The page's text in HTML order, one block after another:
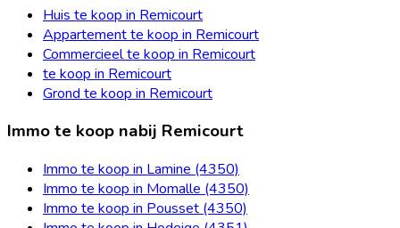
Huis te koop in Remicourt
Appartement te koop in Remicourt
Commercieel te koop in Remicourt
te koop in Remicourt
Grond te koop in Remicourt
Immo te koop nabij Remicourt
Immo te koop in Lamine (4350)
Immo te koop in Momalle (4350)
Immo te koop in Pousset (4350)